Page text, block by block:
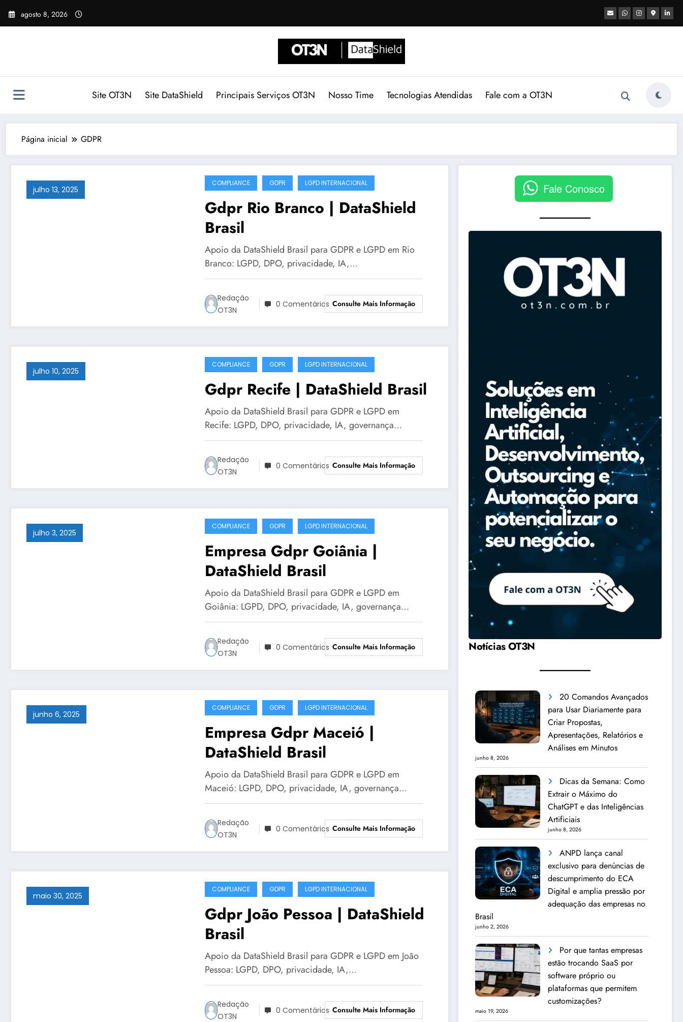
para agosto 8, 2026
Site OT3N Site DataShield Principais Serviços OT3N Nosso Time Tecnologias Atendidas Fale com a OT3N
Página inicial GDPR
julho 13, 2025
COMPLIANCE GDPR LGPD INTERNACIONAL
Gdpr Rio Branco | DataShield
Brasil
Apoio da DataShield Brasil para GDPR e LGPD em Rio
Branco: LGPD, DPO, privacidade, IA,…
Redação
OT3N
0 Comentários Consulte Mais Informação
julho 10, 2025
COMPLIANCE GDPR LGPD INTERNACIONAL
Gdpr Recife | DataShield Brasil
Apoio da DataShield Brasil para GDPR e LGPD em
Recife: LGPD, DPO, privacidade, IA, governança…
Redação
OT3N
0 Comentários Consulte Mais Informação
julho 3, 2025
COMPLIANCE GDPR LGPD INTERNACIONAL
Empresa Gdpr Goiânia |
DataShield Brasil
Apoio da DataShield Brasil para GDPR e LGPD em
Goiânia: LGPD, DPO, privacidade, IA, governança…
Redação
OT3N
0 Comentários Consulte Mais Informação
junho 6, 2025
COMPLIANCE GDPR LGPD INTERNACIONAL
Empresa Gdpr Maceió |
DataShield Brasil
Apoio da DataShield Brasil para GDPR e LGPD em
Maceió: LGPD, DPO, privacidade, IA, governança…
Redação
OT3N
0 Comentários Consulte Mais Informação
maio 30, 2025
COMPLIANCE GDPR LGPD INTERNACIONAL
Gdpr João Pessoa | DataShield
Brasil
Apoio da DataShield Brasil para GDPR e LGPD em João
Pessoa: LGPD, DPO, privacidade, IA,…
Redação
OT3N
0 Comentários Consulte Mais Informação
Fale Conosco
Notícias OT3N
20 Comandos Avançados
para Usar Diariamente para
Criar Propostas,
Apresentações, Relatórios e
Análises em Minutos
junho 8, 2026
Dicas da Semana: Como
Extrair o Máximo do
ChatGPT e das Inteligências
Artificiais
junho 8, 2026
ANPD lança canal
exclusivo para denúncias de
descumprimento do ECA
Digital e amplia pressão por
adequação das empresas no
Brasil
junho 2, 2026
Por que tantas empresas
estão trocando SaaS por
software próprio ou
plataformas que permitem
customizações?
maio 19, 2026